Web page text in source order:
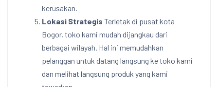
kerusakan.
Lokasi Strategis Terletak di pusat kota
Bogor, toko kami mudah dijangkau dari
berbagai wilayah. Hal ini memudahkan
pelanggan untuk datang langsung ke toko kami
dan melihat langsung produk yang kami